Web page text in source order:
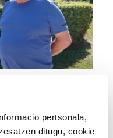
pertsonala,
ditugu, cookie
du»